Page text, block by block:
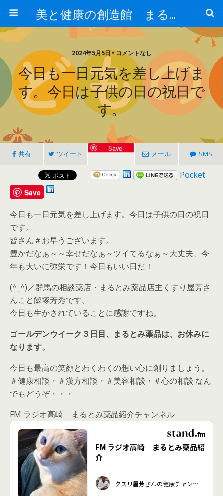
美と健康の創造館 まるとみ薬品 ぐんまの薬屋 芳さんのブログ
2024年5月5日 • コメントなし
今日も一日元気を差し上げま
す。今日は子供の日の祝日で
す。
共有 ツイート
Save
メール SMS
Pocket
Save
今日も一日元気を差し上げます。今日は子供の日の祝日
です。
皆さん＃お早うございます。
豊かだなぁ～～幸せだなぁ～ツイてるなぁ～大丈夫、今
年も大いに弥栄です！今日もいい日だ！
(^_^)／群馬の相談薬店・まるとみ薬品店主くすり屋芳さ
んこと飯塚芳秀です。
今日も生かされていることに感謝ですね。
ゴールデンウイーク３日目、まるとみ薬品は、お休みに
なります。
今日も最高の笑顔とわくわくの想い心に創りましょう。
＃健康相談・＃漢方相談・＃美容相談・＃心の相談 なん
でもどうぞ・・・
FM ラジオ高崎 まるとみ薬品紹介チャンネル